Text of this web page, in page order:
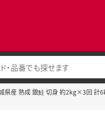
城県産 熟成 銀鮭 切身 約2kg×3回